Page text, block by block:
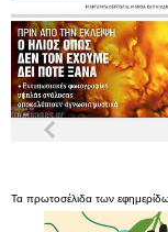
Τα πρωτοσέλιδα των